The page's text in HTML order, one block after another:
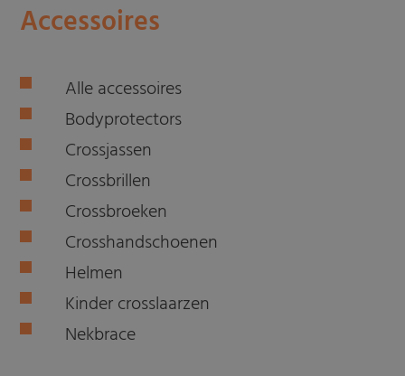
Accessoires
Alle accessoires
Bodyprotectors
Crossjassen
Crossbrillen
Crossbroeken
Crosshandschoenen
Helmen
Kinder crosslaarzen
Nekbrace